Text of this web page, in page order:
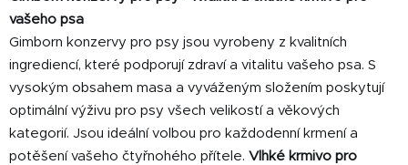
vašeho psa
Gimborn konzervy pro psy jsou vyrobeny z kvalitních
ingrediencí, které podporují zdraví a vitalitu vašeho psa. S
vysokým obsahem masa a vyváženým složením poskytují
optimální výživu pro psy všech velikostí a věkových
kategorií. Jsou ideální volbou pro každodenní krmení a
potěšení vašeho čtyřnohého přítele. Vlhké krmivo pro